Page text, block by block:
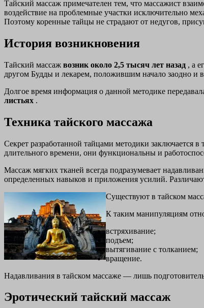
Тайский массаж примечателен тем, что массажист
воздействие на проблемные участки исключительно
Поэтому коренные тайцы не страдают от недугов,
История возникновения
Тайский массаж возник около 2,5 тысяч лет назад , а
другом Будды и лекарем, положившим начало заодно и
Долгое время информация о данной методике
листьях .
Техника тайского массажа
Секрет разработанной тайцами методики заключается
длительного времени, они функциональны и
Массаж мягких тканей всегда подразумевает
определенных навыков и приложения усилий.
Существуют в тайском
К таким манипуляциям
встряхивание;
подъем;
вытягивание с толканием;
вращение.
Надавливания в тайском массаже — лишь
Эротический тайский массаж